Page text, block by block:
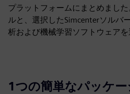
プラットフォームにまとめまし
ルと、選択したSimcenterソルバ
析および機械学習ソフトウェアを
1つの簡単なパッケ